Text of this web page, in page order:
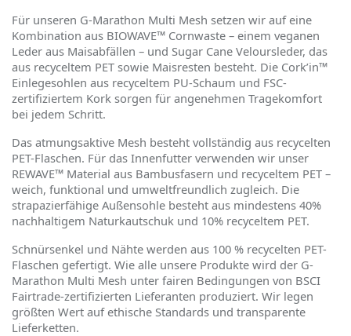
Für unseren G-Marathon Multi Mesh setzen wir auf eine
Kombination aus BIOWAVE™ Cornwaste – einem veganen
Leder aus Maisabfällen – und Sugar Cane Veloursleder, das
aus recyceltem PET sowie Maisresten besteht. Die Cork’in™
Einlegesohlen aus recyceltem PU-Schaum und FSC-
zertifiziertem Kork sorgen für angenehmen Tragekomfort
bei jedem Schritt.
Das atmungsaktive Mesh besteht vollständig aus recycelten
PET-Flaschen. Für das Innenfutter verwenden wir unser
REWAVE™ Material aus Bambusfasern und recyceltem PET –
weich, funktional und umweltfreundlich zugleich. Die
strapazierfähige Außensohle besteht aus mindestens 40%
nachhaltigem Naturkautschuk und 10% recyceltem PET.
Schnürsenkel und Nähte werden aus 100 % recycelten PET-
Flaschen gefertigt. Wie alle unsere Produkte wird der G-
Marathon Multi Mesh unter fairen Bedingungen von BSCI
Fairtrade-zertifizierten Lieferanten produziert. Wir legen
größten Wert auf ethische Standards und transparente
Lieferketten.